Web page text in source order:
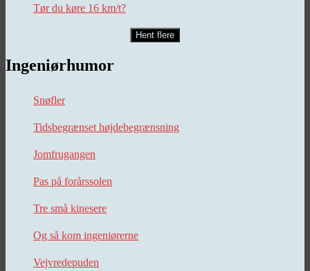
Tør du køre 16 km/t?
Hent flere
Ingeniørhumor
Snøfler
Tidsbegrænset højdebegrænsning
Jomfrugangen
Pas på forårssolen
Tre små kinesere
Og så kom ingeniørerne
Vejvredepuden